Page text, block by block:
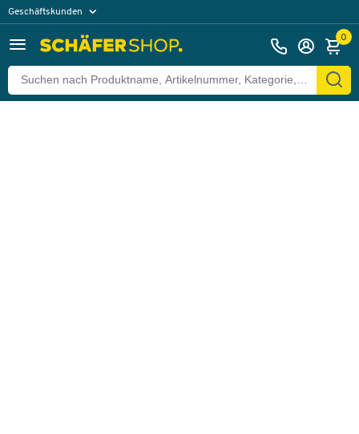
Geschäftskunden
0
Zurück